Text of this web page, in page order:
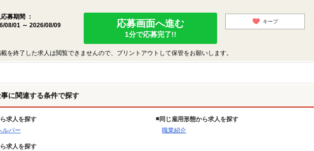
募期間 ：
08/01 ～ 2026/08/09
応募画面へ進む
1分で応募完了!!
キープ
を終了した求人は閲覧できませんので、プリントアウトして保管をお願いします。
に関連する条件で探す
求人を探す
ルパー
同じ雇用形態から求人を探す
職業紹介
求人を探す